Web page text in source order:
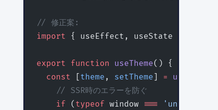
// 修正案:
import { useEffect, useState }
export function useTheme() {
  const
[ theme , setTheme ] = useState
    // SSR時のエラーを防ぐ
    if
( typeof window === 'undefined'